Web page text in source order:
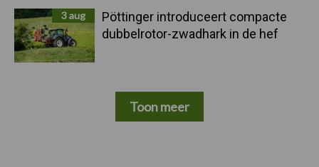
3 aug
Pöttinger introduceert compacte
dubbelrotor-zwadhark in de hef
Toon meer